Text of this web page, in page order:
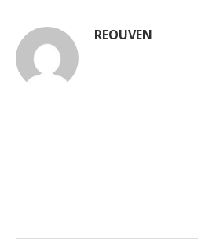
REOUVEN